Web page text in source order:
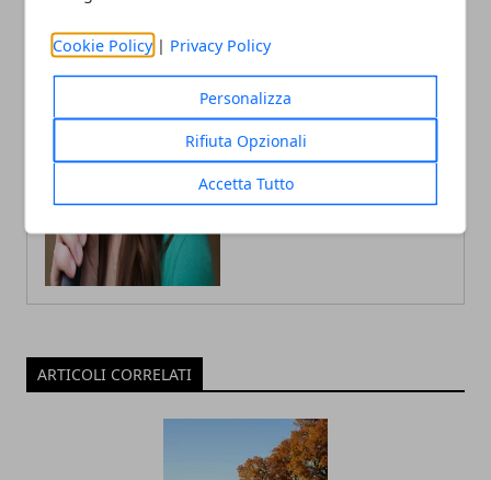
Cookie Policy | Privacy Policy
Personalizza
Rifiuta Opzionali
Accetta Tutto
scrittura e le guide How to
ARTICOLI CORRELATI